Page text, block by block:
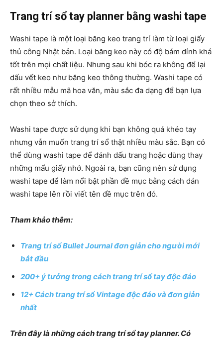
Trang trí sổ tay planner bằng washi tape
Washi tape là một loại băng keo trang trí làm từ loại giấy
thủ công Nhật bản. Loại băng keo này có độ bám dính khá
tốt trên mọi chất liệu. Nhưng sau khi bóc ra không để lại
dấu vết keo như băng keo thông thường. Washi tape có
rất nhiều mẫu mã hoa văn, màu sắc đa dạng để bạn lựa
chọn theo sở thích.
Washi tape được sử dụng khi bạn không quá khéo tay
nhưng vẫn muốn trang trí sổ thật nhiều màu sắc. Bạn có
thể dùng washi tape để đánh dấu trang hoặc dùng thay
những mẩu giấy nhớ. Ngoài ra, bạn cũng nên sử dụng
washi tape để làm nổi bật phần đề mục bằng cách dán
washi tape lên rồi viết tên đề mục trên đó.
Tham khảo thêm:
Trang trí sổ Bullet Journal đơn giản cho người mới
bắt đầu
200+ ý tưởng trong cách trang trí sổ tay độc đáo
12+ Cách trang trí sổ Vintage độc đáo và đơn giản
nhất
Trên đây là những cách trang trí sổ tay planner. Có